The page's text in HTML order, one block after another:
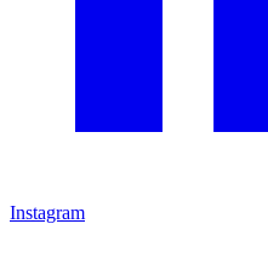
Instagram